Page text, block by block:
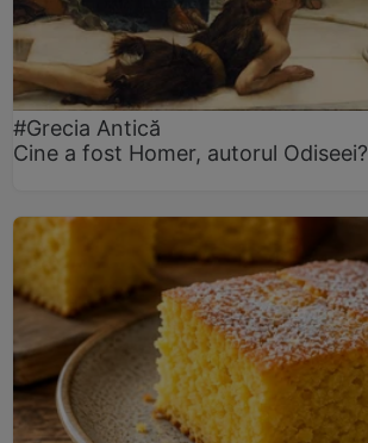
#Grecia Antică
Cine a fost Homer, autorul Odiseei?